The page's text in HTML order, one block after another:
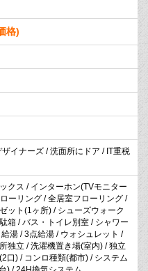
格)
イナーズ / 洗面所にドア / IT重税
クス / インターホン(TVモニター
ーリング / 全居室フローリング /
ット(1ヶ所) / シューズウォーク
箱 / バス・トイレ別室 / シャワー
湯 / 3点給湯 / ウォシュレット /
独立 / 洗濯機置き場(室内) / 独立
口) / コンロ種類(都市) / システム